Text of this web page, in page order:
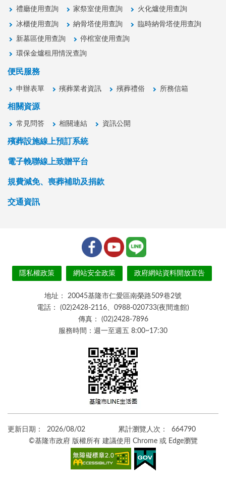
禮廳使用查詢 家祭室使用查詢 火化爐使用查詢
冰櫃使用查詢 納骨塔使用查詢 臨時納骨塔使用查詢
新墓區使用查詢 停棺室使用查詢
環保金爐租用情況查詢
便民服務
申辦表單 殯葬業者資訊 殯葬禮俗 所務信箱
相關資源
常見問答 相關連結 資訊公開
殯葬設施線上預訂系統
電子輓聯線上致贈平台
規費減免、喪葬補助及捐款
交通資訊
隱私權政策 網站安全政策 政府網站資料開放宣告
地址：
20045基隆市仁愛區南榮路509巷2號
電話：
(02)2428-2116、0988-020733(夜間進館)
傳真：
(02)2428-7896
服務時間：週一至週五 8:00~17:30
更新日期： 2026/08/02 累計瀏覽人次：
664790
©基隆市政府 版權所有 建議使用 Chrome 或 Edge瀏覽